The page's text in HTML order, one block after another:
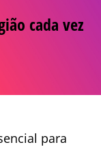
cada vez
para